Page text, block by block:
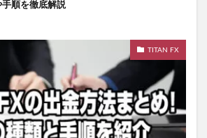
手順を徹底解説
TITAN FX